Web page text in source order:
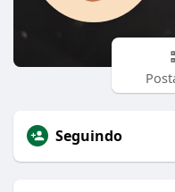
Seguindo